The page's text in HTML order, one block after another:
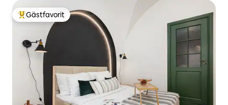
Populär gästfavorit
Gästfavorit